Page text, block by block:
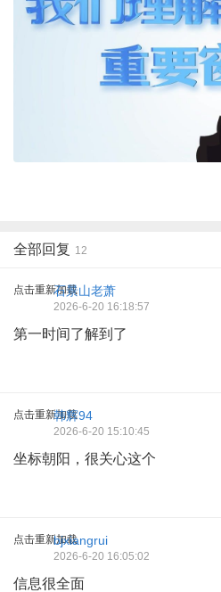
全部回复 12
点击重新加载石景山老萧
2026-6-20 16:18:57
第一时间了解到了
点击重新加载
韩辉94
2026-6-20 15:10:45
坐标朝阳，很关心这个
点击重新加载bjxiangrui
2026-6-20 16:05:02
信息很全面